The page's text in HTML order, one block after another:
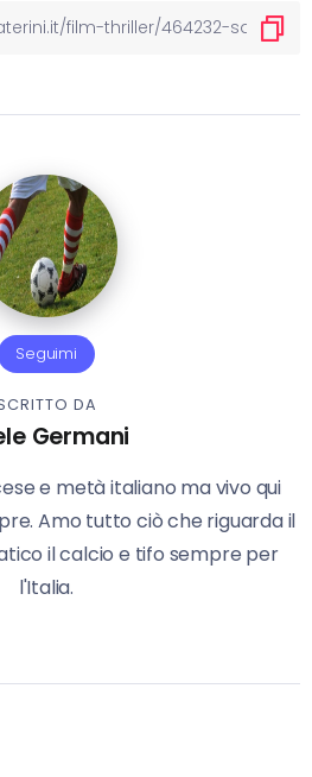
Seguimi
DA
Germani
e metà italiano ma vivo qui
Amo tutto ciò che riguarda il
il calcio e tifo sempre per
l'Italia.